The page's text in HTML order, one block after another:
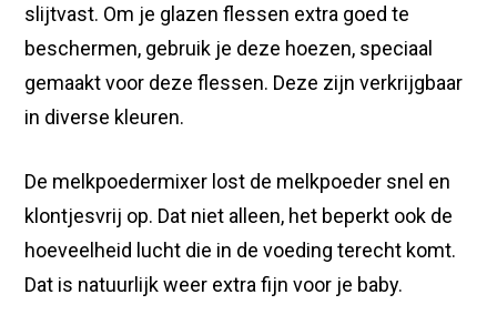
slijtvast. Om je glazen flessen extra goed te
beschermen, gebruik je deze hoezen, speciaal
gemaakt voor deze flessen. Deze zijn verkrijgbaar
in diverse kleuren.
De melkpoedermixer lost de melkpoeder snel en
klontjesvrij op. Dat niet alleen, het beperkt ook de
hoeveelheid lucht die in de voeding terecht komt.
Dat is natuurlijk weer extra fijn voor je baby.